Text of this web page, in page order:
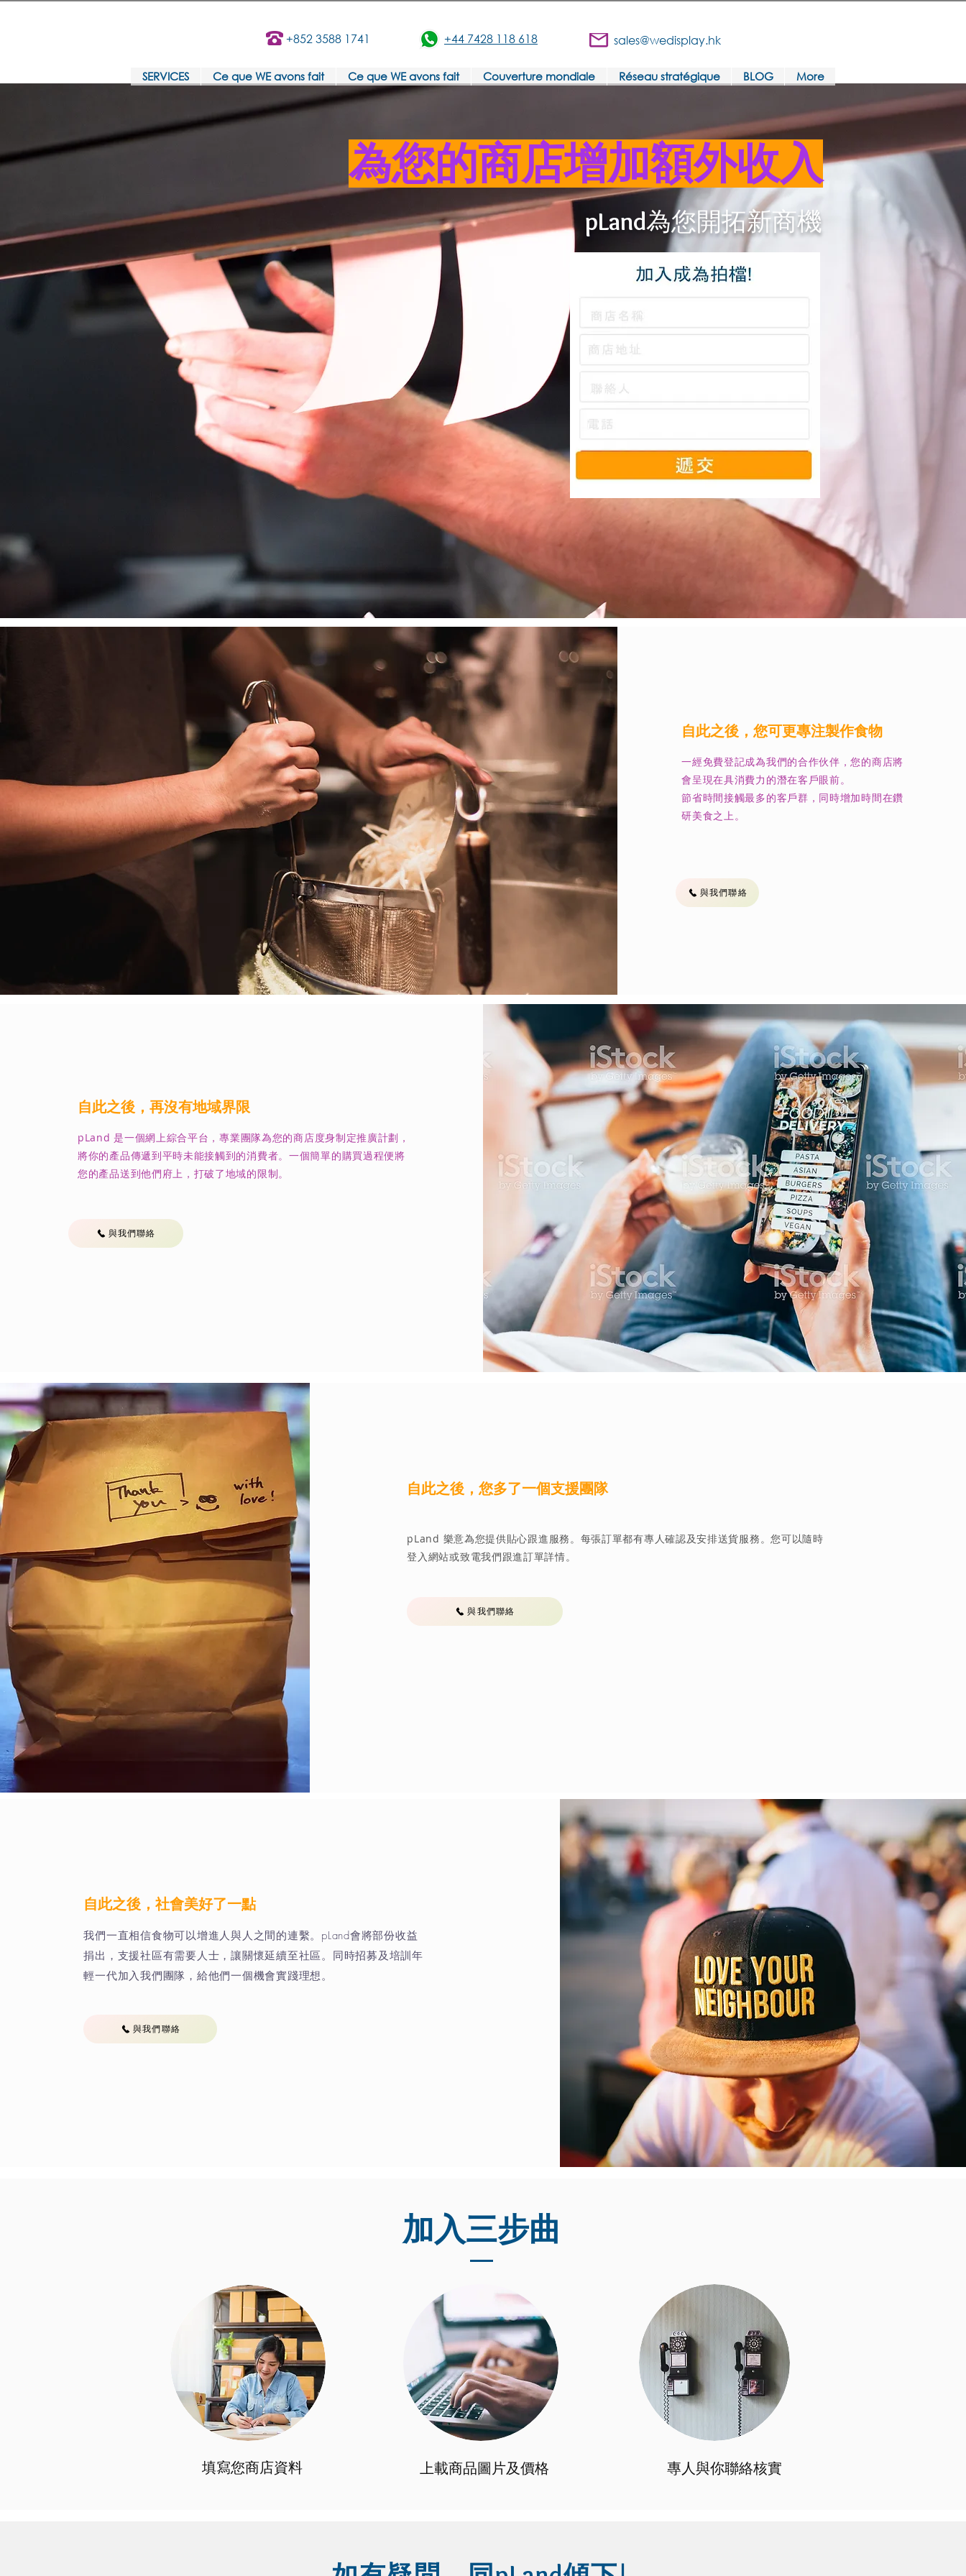
+852 3588 1741 +44 7428 118 618 sales@wedisplay.hk
SERVICES Ce que WE avons fait Ce que WE avons fait Couverture mondiale Réseau stratégique BLOG More
​為您的商店增加額外收入
pLand為您開拓新商機
​自此之後，您可更專注製作食物
一經免費登記成為我們的合作伙伴，您的商店將
會呈現在具消費力的潛在客戶眼前。
​節省時間接觸最多的客戶群，同時增加時間在鑽
研美食之上。
與我們聯絡
​自此之後，再沒有地域界限
pLand 是一個網上綜合平台，專業團隊為您的商店度身制定推廣計劃，
將你的產品傳遞到平時未能接觸到的消費者。一個簡單的購買過程便將
您的產品送到他們府上，打破了地域的限制。
與我們聯絡
​自此之後，您多了一個支援團隊
​pLand 樂意為您提供貼心跟進服務。每張訂單都有專人確認及安排送貨服務。您可以隨時
登入網站或致電我們跟進訂單詳情。
與我們聯絡
​自此之後，社會美好了一點
我們一直相信食物可以增進人與人之間的連繫。pLand會將部份收益
捐出，支援社區有需要人士，讓關懷延續至社區。同時招募及培訓年
輕一代加入我們團隊，給他們一個機會實踐理想。
與我們聯絡
加入三步曲
填寫您商店資料 上載商品圖片及價格 專人與你聯絡核實